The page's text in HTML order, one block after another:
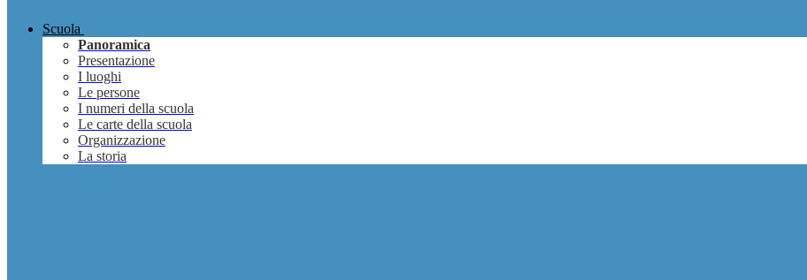
Scuola
Panoramica
Presentazione
I luoghi
Le persone
I numeri della scuola
Le carte della scuola
Organizzazione
La storia